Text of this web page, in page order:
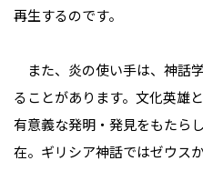
再生するのです。
また、炎の使い手は、神話
ることがあります。文化英雄
有意義な発明・発見をもたら
在。ギリシア神話ではゼウス